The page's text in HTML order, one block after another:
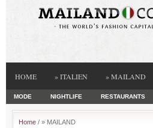
HOME » ITALIEN » MAILAND
MODE NIGHTLIFE RESTAURANTS
Home / » MAILAND